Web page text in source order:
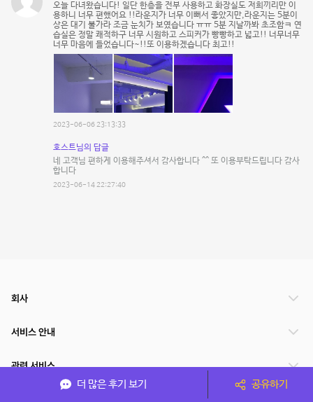
오늘 다녀왔습니다! 일단 한층을 전부 사용하고 화장실도 저희끼리만 이
용하니 너무 편했어요 !!라운지가 너무 이뻐서 좋았지만,라운지는 5분이
상은 대기 불가라 조금 눈치가 보였습니다 ㅠㅠ 5분 지날까봐 초조함ㅋ 연
습실은 정말 쾌적하구 너무 시원하고 스피커가 빵빵하고 넓고!! 너무너무
너무 마음에 들었습니다~!!또 이용하겠습니다 최고!!
2023-06-06 23:13:33
호스트님의 답글
네 고객님 편하게 이용해주셔서 감사합니다 ^^ 또 이용부탁드립니다 감사
합니다
2023-06-14 22:27:40
더 많은 후기 보기 공유하기
회사
서비스 안내
관련 서비스